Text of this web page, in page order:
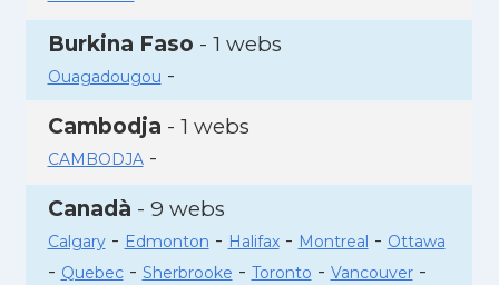
Burkina Faso - 1 webs
Ouagadougou -
Cambodja - 1 webs
CAMBODJA-
Canadà - 9 webs
Calgary- Edmonton - Halifax- Montreal - Ottawa
- Quebec- Sherbrooke - Toronto - Vancouver-